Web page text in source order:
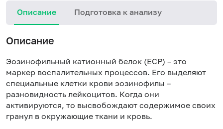
Описание Подготовка к анализу
Описание
Эозинофильный катионный белок (ECP) – это
маркер воспалительных процессов. Его выделяют
специальные клетки крови эозинофилы –
разновидность лейкоцитов. Когда они
активируются, то высвобождают содержимое своих
гранул в окружающие ткани и кровь.